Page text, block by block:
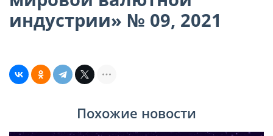
индустрии» № 09, 2021
Похожие новости